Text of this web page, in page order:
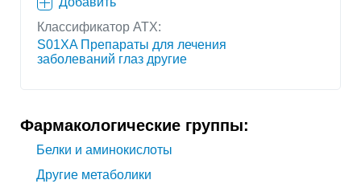
Классификатор АТХ:
S01XA Препараты для лечения
заболеваний глаз другие
Фармакологические группы:
Белки и аминокислоты
Другие метаболики